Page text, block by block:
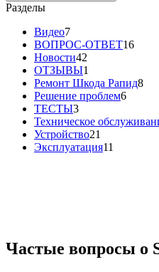
Разделы
Видео7
ВОПРОС-ОТВЕТ16
Новости42
ОТЗЫВЫ1
Ремонт Шкода Рапид8
Решение проблем6
ТЕСТЫ3
Техническое
Устройство21
Эксплуатация11
Частые вопросы о